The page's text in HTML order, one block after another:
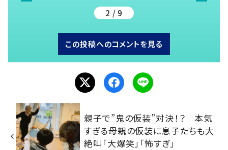
2 / 9
この投稿へのコメントを見る
親子で”鬼の仮装”対決！？ 本気
すぎる母親の仮装に息子たちも大
絶叫「大爆笑」「怖すぎ」